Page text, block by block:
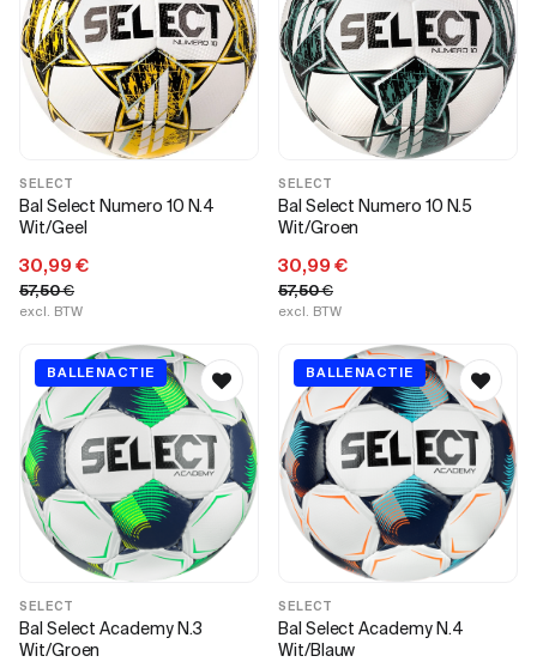
SELECT
Bal Select Numero 10 N.4
Wit/Geel
30,99 €
57,50€
excl. BTW
SELECT
Bal Select Numero 10 N.5
Wit/Groen
30,99 €
57,50€
excl. BTW
BALLENACTIE
SELECT
Bal Select Academy N.3
Wit/Groen
BALLENACTIE
SELECT
Bal Select Academy N.4
Wit/Blauw